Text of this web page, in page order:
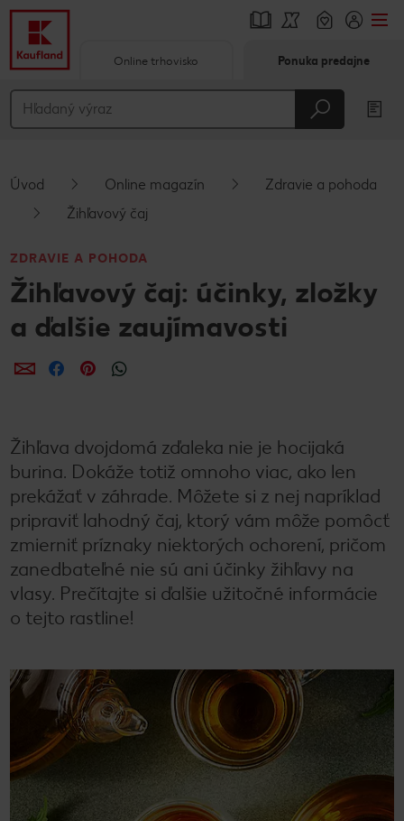
Hlavný obsah
Vyskakovací bočný panel
Online trhovisko Ponuka predajne
Úvod Online magazín
Zdravie a pohoda
Žihľavový čaj
ZDRAVIE A POHODA
Žihľavový čaj: účinky, zložky
a ďalšie zaujímavosti
ZdieľaťZdieľaťZdieľať
Žihľava dvojdomá zďaleka nie je hocijaká
burina. Dokáže totiž omnoho viac, ako len
prekážať v záhrade. Môžete si z nej napríklad
pripraviť lahodný čaj, ktorý vám môže pomôcť
zmierniť príznaky niektorých ochorení, pričom
zanedbateľné nie sú ani účinky žihľavy na
vlasy. Prečítajte si ďalšie užitočné informácie
o tejto rastline!